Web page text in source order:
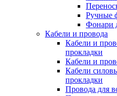
Ручные
Фонари
Кабели и провода
Кабели и
прокладки
Кабели и
Кабели
прокладки
Провода для